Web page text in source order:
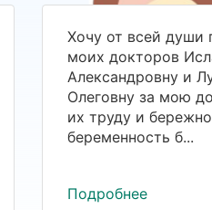
Хочу от всей души
моих докторов
Александровну и
Олеговну за мою
их труду и
беременность б...
Подробнее